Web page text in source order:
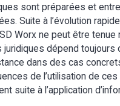
sont préparées et
Suite à l’évolution
Worx ne peut être
dépend toujours
dans des cas
de l’utilisation de
suite à l’application